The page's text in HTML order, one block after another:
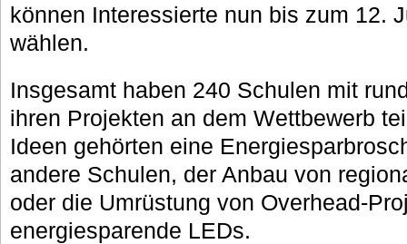
können Interessierte nun bis zum 12.
wählen.
Insgesamt haben 240 Schulen mit
ihren Projekten an dem Wettbewerb
Ideen gehörten eine
andere Schulen, der Anbau von
oder die Umrüstung von Overhead-
energiesparende LEDs.